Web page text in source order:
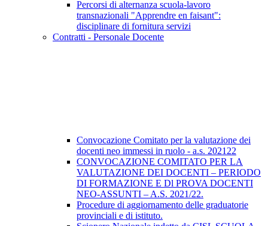
Percorsi di alternanza scuola-lavoro
transnazionali "Apprendre en faisant":
disciplinare di fornitura servizi
Contratti - Personale Docente
Convocazione Comitato per la valutazione dei
docenti neo immessi in ruolo - a.s. 202122
CONVOCAZIONE COMITATO PER LA
VALUTAZIONE DEI DOCENTI – PERIODO
DI FORMAZIONE E Dl PROVA DOCENTI
NEO-ASSUNTI – A.S. 2021/22.
Procedure di aggiornamento delle graduatorie
provinciali e di istituto.